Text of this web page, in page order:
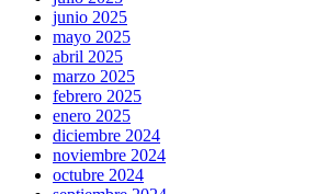
junio 2025
mayo 2025
abril 2025
marzo 2025
febrero 2025
enero 2025
diciembre 2024
noviembre 2024
octubre 2024